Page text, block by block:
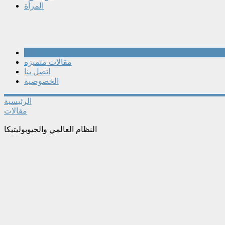
المرأة
مقالات متميزه
اتصل بنا
الخصوصية
الرئيسية
مقالات
النظام العالمي والجيوبوليتيكا